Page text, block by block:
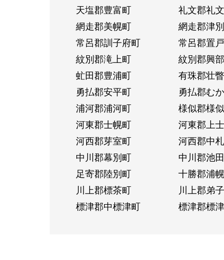
天塩郡豊富町
礼文郡礼
網走郡美幌町
網走郡津
常呂郡訓子府町
常呂郡置
紋別郡滝上町
紋別郡興
虻田郡豊浦町
有珠郡壮
勇払郡安平町
勇払郡む
浦河郡浦河町
様似郡様
河東郡士幌町
河東郡上
河西郡芽室町
河西郡中
中川郡幕別町
中川郡池
足寄郡陸別町
十勝郡浦
川上郡標茶町
川上郡弟
標津郡中標津町
標津郡標